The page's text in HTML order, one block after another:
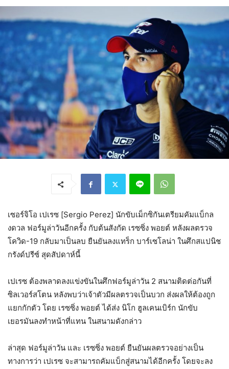
เซอร์จิโอ เปเรซ [Sergio Perez] นักขับเม็กซิกันเตรียมคัมแบ็กล
งดวล ฟอร์มูล่าวันอีกครั้ง กับต้นสังกัด เรซซิ่ง พอยต์ หลังผลตรวจ
โควิด-19 กลับมาเป็นลบ ยืนยันลงแทร็ก บาร์เซโลน่า ในศึกสแปนิช
กรังด์ปรีซ์ สุดสัปดาห์นี้
เปเรซ ต้องพลาดลงแข่งขันในศึกฟอร์มูล่าวัน 2 สนามติดต่อกันที่
ซิลเวอร์สโตน หลังพบว่าเจ้าตัวมีผลตรวจเป็นบวก ส่งผลให้ต้องถูก
แยกกักตัว โดย เรซซิ่ง พอยต์ ได้ส่ง นิโก ฮูลเคนเบิร์ก นักขับ
เยอรมันลงทำหน้าที่แทน ในสนามดังกล่าว
ล่าสุด ฟอร์มูล่าวัน และ เรซซิ่ง พอยต์ ยืนยันผลตรวจอย่างเป็น
ทางการว่า เปเรซ จะสามารถคัมแบ็กสู่สนามได้อีกครั้ง โดยจะลง